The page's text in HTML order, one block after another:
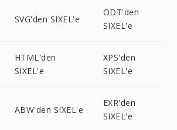
SVG'den SIXEL'e
ODT'den
SIXEL'e
HTML'den
SIXEL'e
XPS'den
SIXEL'e
ABW'den SIXEL'e
EXR'den
SIXEL'e